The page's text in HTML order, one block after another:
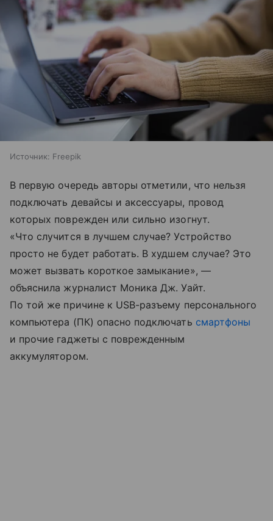
Источник: Freepik
В первую очередь авторы отметили, что нельзя
подключать девайсы и аксессуары, провод
которых поврежден или сильно изогнут.
«Что случится в лучшем случае? Устройство
просто не будет работать. В худшем случае? Это
может вызвать короткое замыкание», —
объяснила журналист Моника Дж. Уайт.
По той же причине к USB-разъему персонального
компьютера (ПК) опасно подключать смартфоны
и прочие гаджеты с поврежденным
аккумулятором.